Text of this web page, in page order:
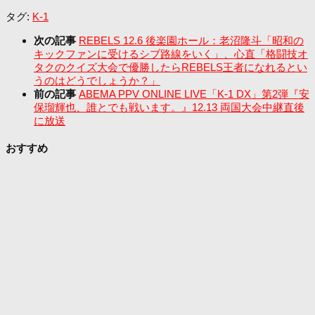
タグ: K-1
次の記事 REBELS 12.6 後楽園ホール：老沼隆斗「昭和の
キックファンに受けるシブ路線をいく」、心直「格闘技オ
タクのクイズ大会で優勝したらREBELS王者になれるとい
うのはどうでしょうか？」
前の記事 ABEMA PPV ONLINE LIVE「K-1 DX」第2弾『安
保瑠輝也、誰とでも戦います。』12.13 両国大会中継直後
に放送
おすすめ